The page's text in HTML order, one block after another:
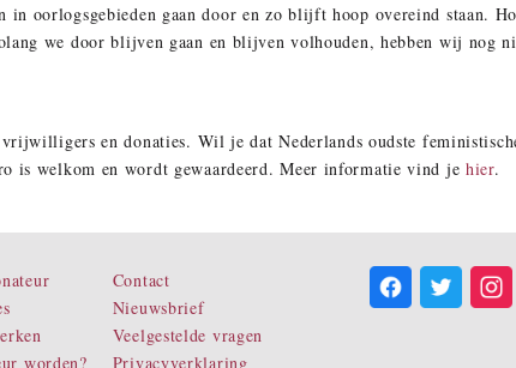
in oorlogsgebieden gaan door en zo blijft hoop overeind staan.
we door blijven gaan en blijven volhouden, hebben wij nog
en donaties. Wil je dat Nederlands oudste
is welkom en wordt gewaardeerd. Meer informatie vind je hier.
worden?
Contact
Nieuwsbrief
Veelgestelde vragen
Privacyverklaring